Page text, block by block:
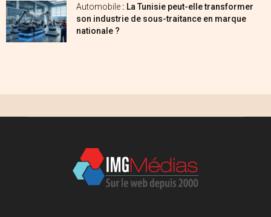
Automobile : La Tunisie peut-elle transformer
son industrie de sous-traitance en marque
nationale ?